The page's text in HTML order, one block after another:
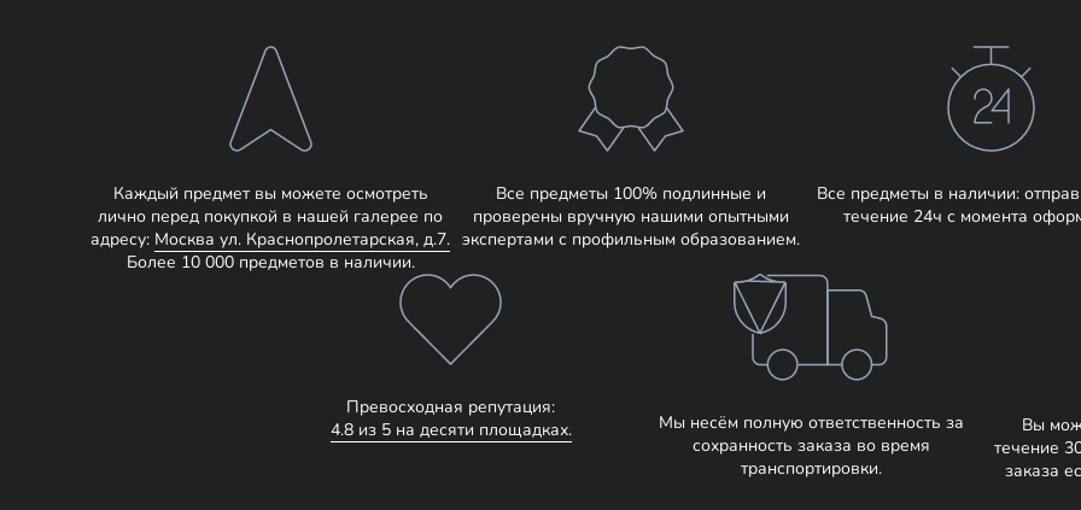
Каждый предмет вы можете осмотреть
лично перед покупкой в нашей галерее по
адресу: Москва ул. Краснопролетарская, д.7.
Более 10 000 предметов в наличии.
Все предметы 100% подлинные и
проверены вручную нашими опытными
экспертами с профильным образованием.
Все предметы в наличии:
течение 24ч с момента
Превосходная репутация:
4.8 из 5 на десяти площадках.
Мы несём полную ответственность за
сохранность заказа во время
транспортировки.
Вы
течение
заказа